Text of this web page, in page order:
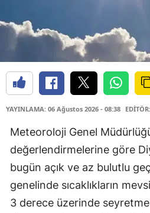
YAYINLAMA: 06 Ağustos 2026 - 08:38
Meteoroloji Genel
değerlendirmelerine göre
bugün açık ve az bulutlu
genelinde sıcaklıkların
3 derece üzerinde